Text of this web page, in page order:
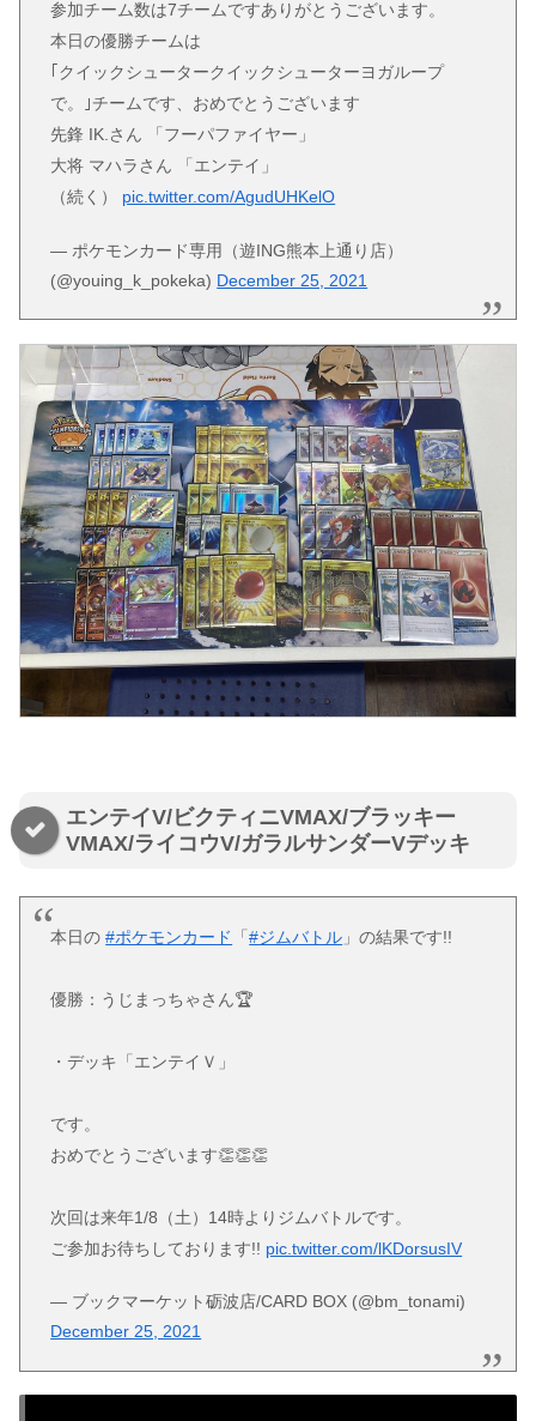
参加チーム数は7チームですありがとうございます。
本日の優勝チームは
｢クイックシュータークイックシューターヨガループ
で。｣チームです、おめでとうございます
先鋒 IK.さん 「フーパファイヤー」
大将 マハラさん 「エンテイ」
（続く） pic.twitter.com/AgudUHKelO
— ポケモンカード専用（遊ING熊本上通り店）
(@youing_k_pokeka) December 25, 2021
エンテイV/ビクティニVMAX/ブラッキー
VMAX/ライコウV/ガラルサンダーVデッキ
本日の#ポケモンカード 「#ジムバトル 」の結果です!!
優勝：うじまっちゃさん🏆
・デッキ「エンテイＶ」
です。
おめでとうございます👏👏👏
次回は来年1/8（土）14時よりジムバトルです。
ご参加お待ちしております!! pic.twitter.com/lKDorsusIV
— ブックマーケット砺波店/CARD BOX (@bm_tonami)
December 25, 2021